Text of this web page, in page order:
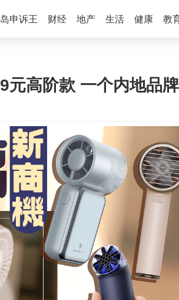
申诉王 财经 地产 生活 健康 教
高阶款 一个内地品